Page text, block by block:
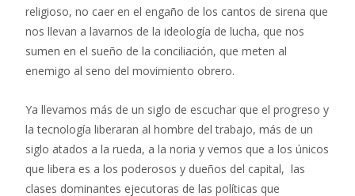
religioso, no caer en el engaño de los cantos de sirena que
nos llevan a lavarnos de la ideología de lucha, que nos
sumen en el sueño de la conciliación, que meten al
enemigo al seno del movimiento obrero.
Ya llevamos más de un siglo de escuchar que el progreso y
la tecnología liberaran al hombre del trabajo, más de un
siglo atados a la rueda, a la noria y vemos que a los únicos
que libera es a los poderosos y dueños del capital, las
clases dominantes ejecutoras de las políticas que